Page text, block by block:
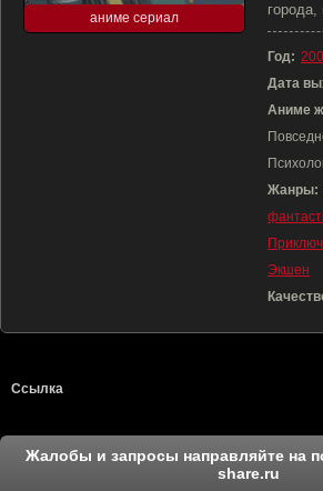
аниме сериал
города,
Год:
Дата
Аниме
Жанры:
Экшен
Ссылка
Жалобы и запросы направляйте на
share.ru